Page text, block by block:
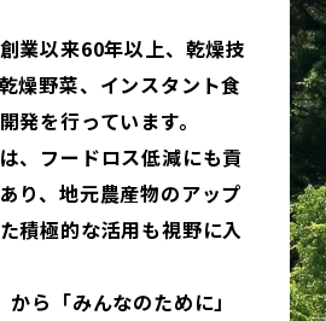
業以来60年以上、乾燥技
燥野菜、インスタント食
発を行っています。
、フードロス低減にも貢
り、地元農産物のアップ
積極的な活用も視野に入
から「みんなのために」